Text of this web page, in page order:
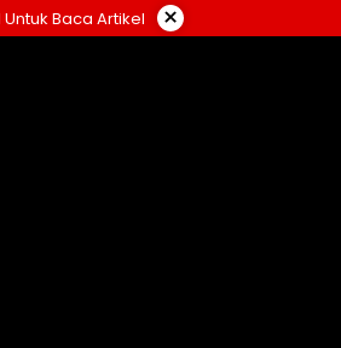
Untuk Baca Artikel ×